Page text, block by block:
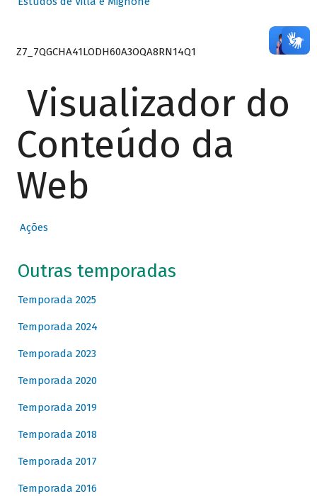
Z7_7QGCHA41LODH60A3OQA8RN14Q1
Visualizador do
Conteúdo da
Web
Ações
Outras temporadas
Temporada 2025
Temporada 2024
Temporada 2023
Temporada 2020
Temporada 2019
Temporada 2018
Temporada 2017
Temporada 2016